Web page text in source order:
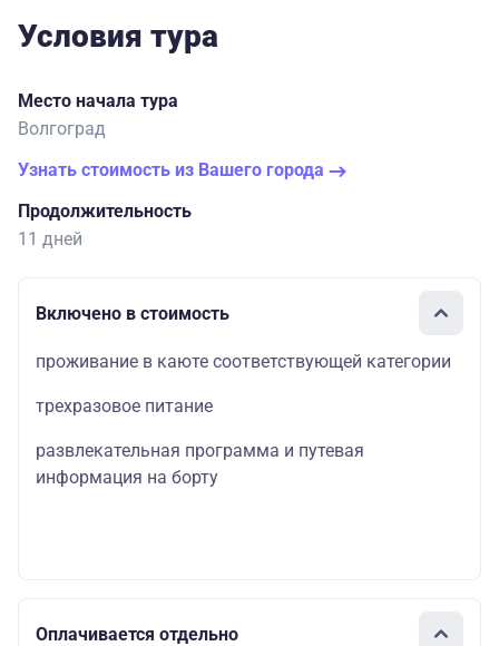
Условия тура
Место начала тура
Волгоград
Узнать стоимость из Вашего города
Продолжительность
11 дней
Включено в стоимость
проживание в каюте соответствующей категории
трехразовое питание
развлекательная программа и путевая
информация на борту
Оплачивается отдельно